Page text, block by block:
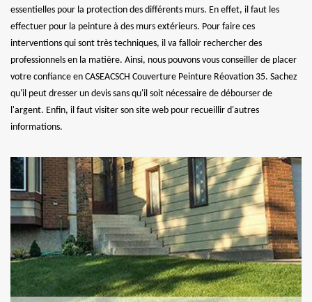
essentielles pour la protection des différents murs. En effet, il faut les
effectuer pour la peinture à des murs extérieurs. Pour faire ces
interventions qui sont très techniques, il va falloir rechercher des
professionnels en la matière. Ainsi, nous pouvons vous conseiller de placer
votre confiance en CASEACSCH Couverture Peinture Réovation 35. Sachez
qu'il peut dresser un devis sans qu'il soit nécessaire de débourser de
l'argent. Enfin, il faut visiter son site web pour recueillir d'autres
informations.